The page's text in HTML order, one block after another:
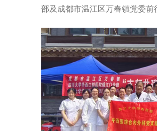
部及成都市温江区万春镇党委前